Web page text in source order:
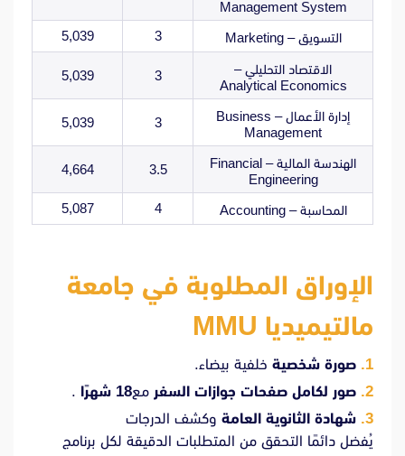
Management System
التسويق – Marketing
3
5,039
الاقتصاد التحليلي –
Analytical Economics
3
5,039
إدارة الأعمال – Business
Management
3
5,039
الهندسة المالية – Financial
Engineering
3.5
4,664
المحاسبة – Accounting 4
5,087
الإوراق المطلوبة في جامعة
مالتيميديا ​​MMU
صورة شخصية خلفية بيضاء.
صور لكامل صفحات جوازات السفر مع18 شهرًا
.
شهادة الثانوية العامة وكشف الدرجات
يُفضل دائمًا التحقق من المتطلبات الدقيقة لكل برنامج